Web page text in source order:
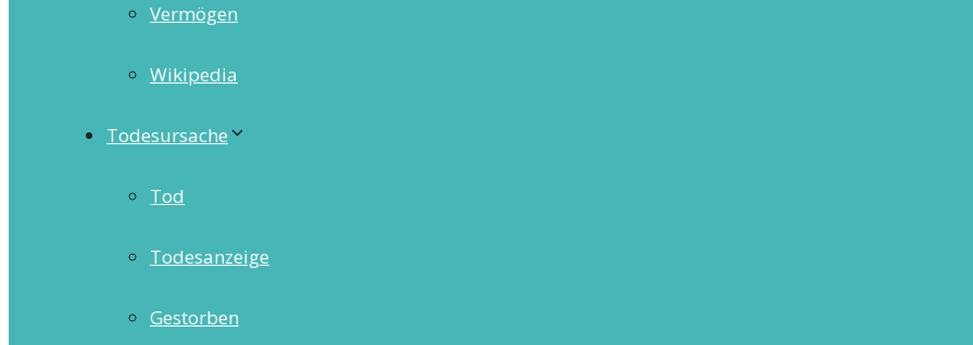
Vermögen
Wikipedia
Todesursache
Tod
Todesanzeige
Gestorben